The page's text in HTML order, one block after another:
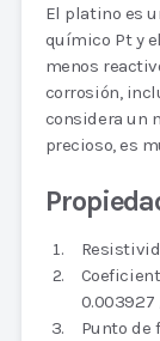
El platino es
químico Pt y
menos
corrosión,
considera un
precioso, es
0.003927
Punto de